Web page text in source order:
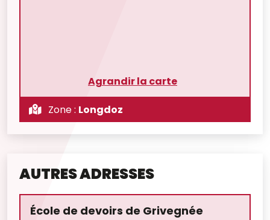
Agrandir la carte
Zone : Longdoz
AUTRES ADRESSES
École de devoirs de Grivegnée